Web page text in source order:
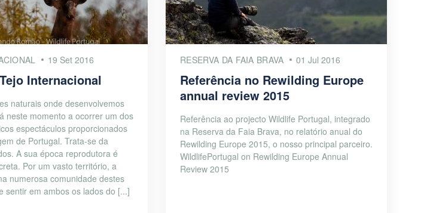
19 Set 2016
Internacional
naturais onde desenvolvemos
neste momento a ocorrer um dos
espectáculos proporcionados
de Portugal. Trata-se da
A sua época reprodutora é
Por um vasto território, a
numerosa comunidade destes
sentir em ambos os lados do [...]
RESERVA DA FAIA BRAVA 01 Jul 2016
Referência no Rewilding Europe
annual review 2015
Referência ao projecto Wildlife Portugal, integrado
na Reserva da Faia Brava, no relatório anual do
Rewilding Europe 2015, o nosso principal parceiro.
WildlifePortugal on Rewilding Europe Annual
Review 2015